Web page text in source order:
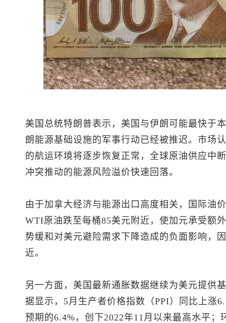
美国总统特朗普表示，美国与伊朗可能最快于
朗能源基础设施的军事行动已经被推迟。市场
的航运环境将逐步恢复正常，全球原油供应中
冲突推动的能源风险溢价快速回落。
由于加拿大经济与能源出口高度相关，国际油
WTI原油跌至每桶85美元附近，使加元承受额
势缓和对美元避险需求下降造成的负面影响，
近。
另一方面，美国最新通胀数据继续为美元提供
据显示，5月生产者价格指数（PPI）同比上涨
预期的6.4%，创下2022年11月以来最高水平